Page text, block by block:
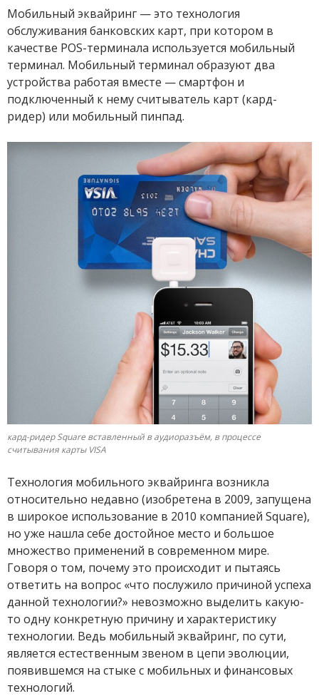
Мобильный эквайринг — это технология
обслуживания банковских карт, при котором в
качестве POS-терминала используется мобильный
терминал. Мобильный терминал образуют два
устройства работая вместе — смартфон и
подключенный к нему считыватель карт (кард-
ридер) или мобильный пинпад.
кард-ридер Square вставленный в аудиоразъём, в процессе
считывания карты VISA
Технология мобильного эквайринга возникла
относительно недавно (изобретена в 2009, запущена
в широкое использование в 2010 компанией Square),
но уже нашла себе достойное место и большое
множество применений в современном мире.
Говоря о том, почему это происходит и пытаясь
ответить на вопрос «что послужило причиной успеха
данной технологии?» невозможно выделить какую-
то одну конкретную причину и характеристику
технологии. Ведь мобильный эквайринг, по сути,
является естественным звеном в цепи эволюции,
появившемся на стыке с мобильных и финансовых
технологий.